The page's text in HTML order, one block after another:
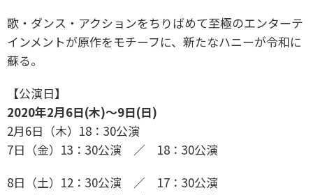
歌・ダンス・アクションをちりばめて至極のエンターテ
インメントが原作をモチーフに、新たなハニーが令和に
蘇る。
【公演日】
2020年2月6日(木)～9日(日)
2月6日（木）18：30公演
7日（金）13：30公演 ／ 18：30公演
8日（土）12：30公演 ／ 17：30公演